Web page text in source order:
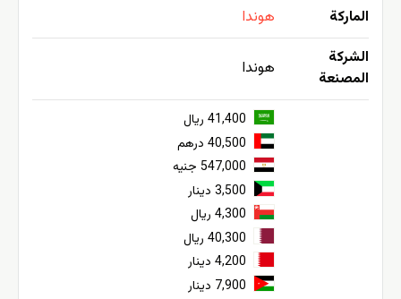
الماركة
هوندا
الشركة
المصنعة
هوندا
41,400 ريال
40,500 درهم
547,000 جنيه
3,500 دينار
4,300 ريال
40,300 ريال
4,200 دينار
7,900 دينار